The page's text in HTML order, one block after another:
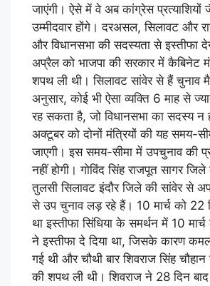
जाएंगी। ऐसे में वे अब कांग्रेस प्रत्याशियों
उम्मीदवार होंगे। दरअसल, सिलावट और
और विधानसभा की सदस्यता से इस्तीफा
अप्रैल को भाजपा की सरकार में कैबिनेट
शपथ ली थी। सिलावट सांवेर से हैं चुनाव
अनुसार, कोई भी ऐसा व्यक्ति 6 माह से
रह सकता है, जो विधानसभा का सदस्य न
अक्टूबर को दोनों मंत्रियों की यह समय-
जाएगी। इस समय-सीमा में उपचुनाव की
नहीं होगी। गोविंद सिंह राजपूत सागर
तुलसी सिलावट इंदौर जिले की सांवेर से
से उप चुनाव लड़ रहे हैं। 10 मार्च को 22
था इस्तीफा सिंधिया के समर्थन में 10
ने इस्तीफा दे दिया था, जिसके कारण
गई थी और चौथी बार शिवराज सिंह
की शपथ ली थी। शिवराज ने 28 दिन